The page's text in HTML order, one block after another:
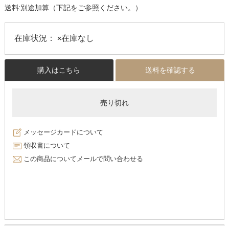
送料:別途加算（下記をご参照ください。）
在庫状況： ×在庫なし
購入はこちら 送料を確認する
売り切れ
メッセージカードについて
領収書について
この商品についてメールで問い合わせる